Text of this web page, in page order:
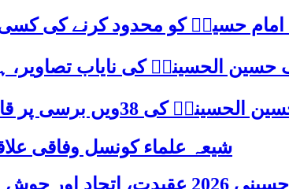
امام حسینؑ کو محدود کرنے کی
حسین الحسینیؒ کی نایاب
پاکستان علامہ ساجد علی نقوی کا اہم پیغام
شیعہ علماء کونسل وفاقی
عزادار جلوسوں میں شریک